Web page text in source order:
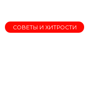
СОВЕТЫ И ХИТРОСТИ